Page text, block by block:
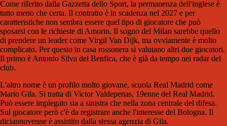
Come riferito dalla Gazzetta dello Sport, la permanenza dell'inglese è
tutto meno che certa. Il contratto è in scadenza nel 2027 e per
caratteristiche non sembra essere quel tipo di giocatore che può
sposarsi con le richieste di Amorin. Il sogno del Milan sarebbe quello
di prendere un leader come Virgil Van Dijk, ma ovviamente è molto
complicato. Per questo in casa rossonera si valutano altri due giocatori.
Il primo è Antonio Silva del Benfica, che è già da tempo nei radar del
club.
L'altro nome è un profilo molto giovane, scuola Real Madrid come
Mario Gila. Si tratta di Victor Valdepenas, 19enne del Real Madrid.
Può essere impiegato sia a sinistra che nella zona centrale del difesa.
Sul giocatore però c'è da registrare anche l'interesse del Bologna. Il
diciannovenne è assistito dalla stessa agenzia di Gila.